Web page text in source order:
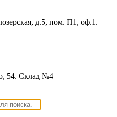
д.5, пом. П1, оф.1.
54. Склад №4